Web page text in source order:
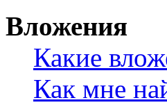
Вложения
Какие
Как мне